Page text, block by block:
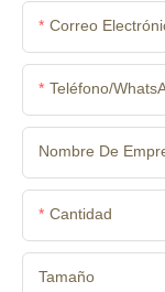
Correo
Teléfono/
Nombre De
Cantidad
Tamaño